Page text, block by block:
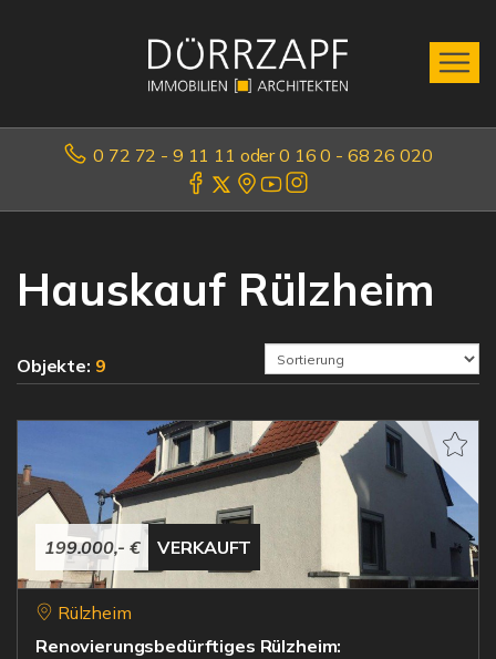
0 72 72 - 9 11 11 oder 0 16 0 - 68 26 020
Hauskauf Rülzheim
Objekte: 9
199.000,- € VERKAUFT
Rülzheim
Renovierungsbedürftiges Rülzheim: